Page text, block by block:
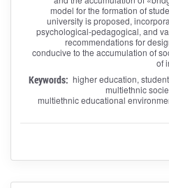
model for the formation of
university is proposed,
psychological-pedagogical, and
recommendations for
conducive to the accumulation of
of
Keywords: higher education,
multiethnic
multiethnic educational